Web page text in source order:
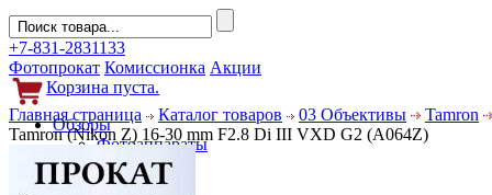
+7-831-2831133
Фотопрокат Комиссионка Акции
Корзина пуста.
Обзоры
Фотоаппараты
Объективы
Фильтры
Главная страница Каталог товаров 03 Объективы
Tamron
Tamron (Nikon Z) 16-30 mm F2.8 Di III VXD G2 (A064Z)